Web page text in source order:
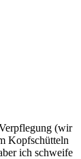
(wir
Kopfschütteln
ich schweife